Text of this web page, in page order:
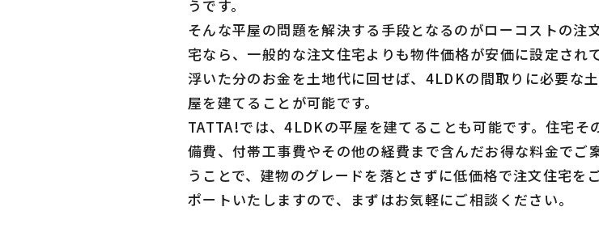
うです。
そんな平屋の問題を解決する手段となるのがローコストの注
宅なら、一般的な注文住宅よりも物件価格が安価に設定され
浮いた分のお金を土地代に回せば、4LDKの間取りに必要な
屋を建てることが可能です。
TATTA!では、4LDKの平屋を建てることも可能です。住宅
備費、付帯工事費やその他の経費まで含んだお得な料金でご
うことで、建物のグレードを落とさずに低価格で注文住宅を
ポートいたしますので、まずはお気軽にご相談ください。